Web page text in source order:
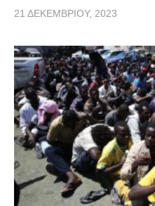
21 ΔΕΚΕΜΒΡΊΟΥ, 2023